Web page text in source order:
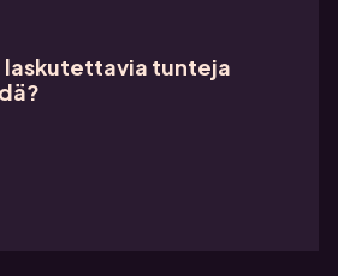
laskutettavia tunteja